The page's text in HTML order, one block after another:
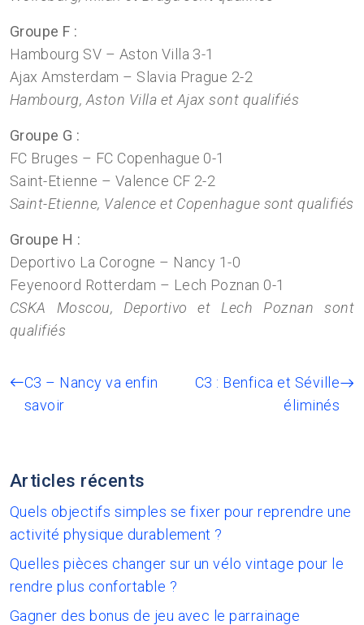
Groupe F :
Hambourg SV – Aston Villa 3-1
Ajax Amsterdam – Slavia Prague 2-2
Hambourg, Aston Villa et Ajax sont qualifiés
Groupe G :
FC Bruges – FC Copenhague 0-1
Saint-Etienne – Valence CF 2-2
Saint-Etienne, Valence et Copenhague sont qualifiés
Groupe H :
Deportivo La Corogne – Nancy 1-0
Feyenoord Rotterdam – Lech Poznan 0-1
CSKA Moscou, Deportivo et Lech Poznan sont
qualifiés
C3 – Nancy va enfin
savoir
C3 : Benfica et Séville
éliminés
Articles récents
Quels objectifs simples se fixer pour reprendre une
activité physique durablement ?
Quelles pièces changer sur un vélo vintage pour le
rendre plus confortable ?
Gagner des bonus de jeu avec le parrainage